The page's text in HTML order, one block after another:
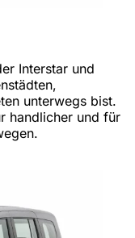
Interstar und
unterwegs bist.
handlicher und für